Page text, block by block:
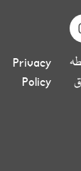
Privacy
Policy